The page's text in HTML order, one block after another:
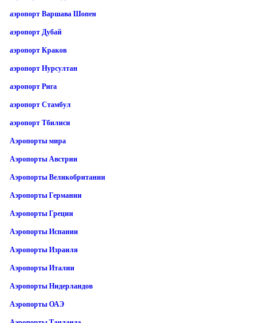
аэропорт Варшава Шопен
аэропорт Дубай
аэропорт Краков
аэропорт Нурсултан
аэропорт Рига
аэропорт Стамбул
аэропорт Тбилиси
Аэропорты мира
Аэропорты Австрии
Аэропорты Великобритании
Аэропорты Германии
Аэропорты Греции
Аэропорты Испании
Аэропорты Израиля
Аэропорты Италии
Аэропорты Нидерландов
Аэропорты ОАЭ